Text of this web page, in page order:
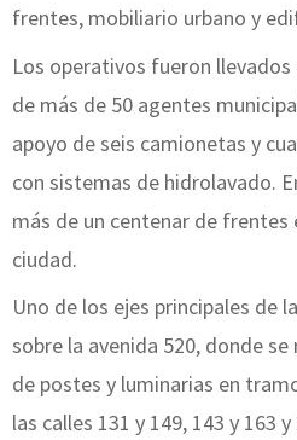
frentes, mobiliario urbano y
Los operativos fueron
de más de 50 agentes
apoyo de seis camionetas y
con sistemas de hidrolavado.
más de un centenar de
ciudad.
Uno de los ejes principales de
sobre la avenida 520, donde
de postes y luminarias en
las calles 131 y 149, 143 y 163